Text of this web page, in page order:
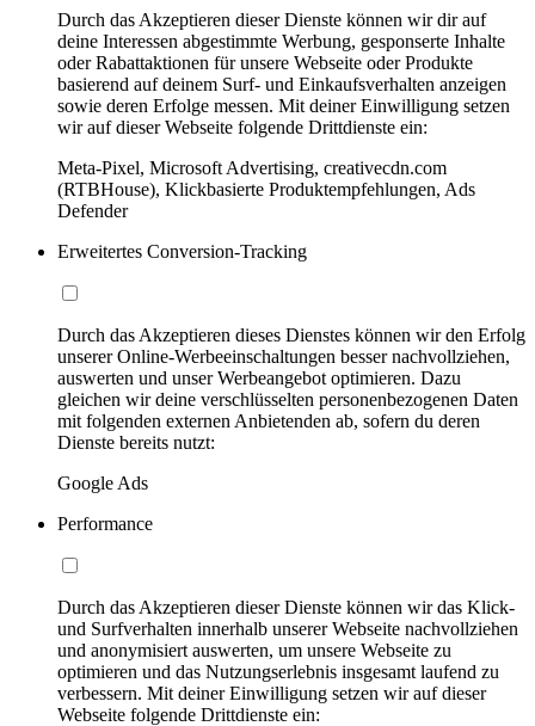
Durch das Akzeptieren dieser Dienste können wir dir auf
deine Interessen abgestimmte Werbung, gesponserte Inhalte
oder Rabattaktionen für unsere Webseite oder Produkte
basierend auf deinem Surf- und Einkaufsverhalten anzeigen
sowie deren Erfolge messen. Mit deiner Einwilligung setzen
wir auf dieser Webseite folgende Drittdienste ein:
Meta-Pixel, Microsoft Advertising, creativecdn.com
(RTBHouse), Klickbasierte Produktempfehlungen, Ads
Defender
Erweitertes Conversion-Tracking
Durch das Akzeptieren dieses Dienstes können wir den Erfolg
unserer Online-Werbeeinschaltungen besser nachvollziehen,
auswerten und unser Werbeangebot optimieren. Dazu
gleichen wir deine verschlüsselten personenbezogenen Daten
mit folgenden externen Anbietenden ab, sofern du deren
Dienste bereits nutzt:
Google Ads
Performance
Durch das Akzeptieren dieser Dienste können wir das Klick-
und Surfverhalten innerhalb unserer Webseite nachvollziehen
und anonymisiert auswerten, um unsere Webseite zu
optimieren und das Nutzungserlebnis insgesamt laufend zu
verbessern. Mit deiner Einwilligung setzen wir auf dieser
Webseite folgende Drittdienste ein: